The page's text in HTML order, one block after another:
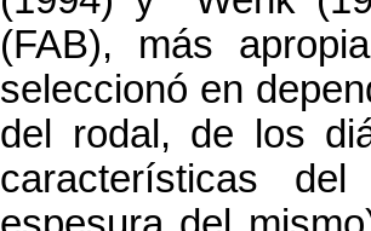
(FAB), más
seleccionó en
del rodal, de los
características